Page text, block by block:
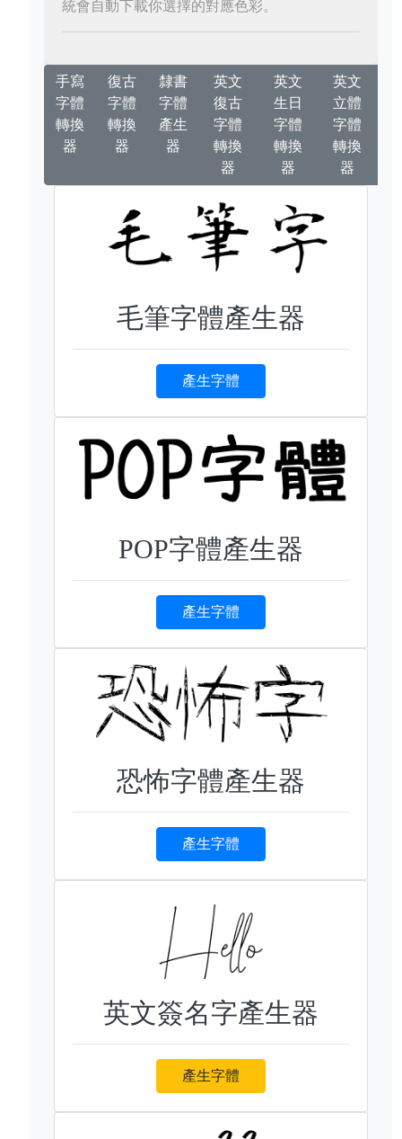
統會自動下載你選擇的對應色彩。
手寫
字體
轉換
器
復古
字體
轉換
器
隸書
字體
產生
器
英文
復古
字體
轉換
器
英文
生日
字體
轉換
器
英文
立體
字體
轉換
器
毛筆字體產生器
產生字體
POP字體產生器
產生字體
恐怖字體產生器
產生字體
英文簽名字產生器
產生字體